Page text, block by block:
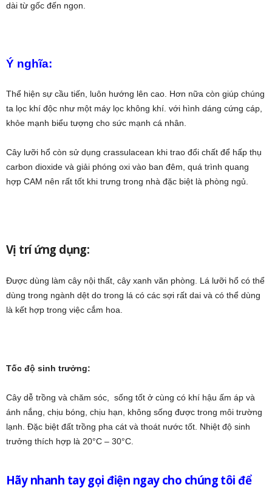
dài từ gốc đến ngọn.
Ý nghĩa:
Thể hiện sự cầu tiến, luôn hướng lên cao. Hơn nữa còn giúp chúng
ta lọc khí độc như một máy lọc không khí. với hình dáng cứng cáp,
khỏe mạnh biểu tượng cho sức mạnh cá nhân.
Cây lưỡi hổ còn sử dụng crassulacean khi trao đổi chất để hấp thụ
carbon dioxide và giải phóng oxi vào ban đêm, quá trình quang
hợp CAM nên rất tốt khi trưng trong nhà đặc biệt là phòng ngủ.
Vị trí ứng dụng:
Được dùng làm cây nội thất, cây xanh văn phòng. Lá lưỡi hổ có thể
dùng trong ngành dệt do trong lá có các sợi rất dai và có thể dùng
là kết hợp trong việc cắm hoa.
Tốc độ sinh trưởng:
Cây dễ trồng và chăm sóc, sống tốt ở cùng có khí hậu ấm áp và
ánh nắng, chịu bóng, chịu hạn, không sống được trong môi trường
lạnh. Đặc biệt đất trồng pha cát và thoát nước tốt. Nhiệt độ sinh
trưởng thích hợp là 20°C – 30°C.
Hãy nhanh tay gọi điện ngay cho chúng tôi để